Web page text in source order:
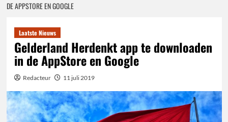
DE APPSTORE EN GOOGLE
Laatste Nieuws
Gelderland Herdenkt app te downloaden
in de AppStore en Google
Redacteur 11 juli 2019